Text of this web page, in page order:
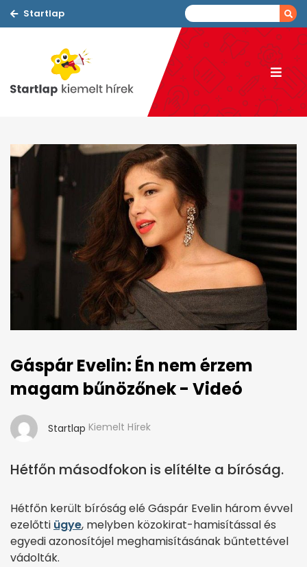
Startlap
Gáspár Evelin: Én nem érzem
magam bűnözőnek - Videó
Startlap Kiemelt Hírek
Hétfőn másodfokon is elítélte a bíróság.
Hétfőn került bíróság elé Gáspár Evelin három évvel
ezelőtti ügye, melyben közokirat-hamisítással és
egyedi azonosítójel meghamisításának bűntettével
vádolták.